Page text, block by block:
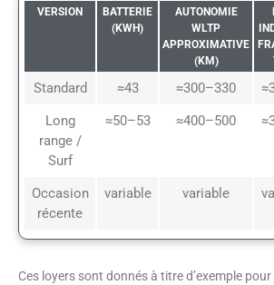
VERSION
BATTERIE
(KWH)
AUTONOMIE
WLTP
APPROXIMATIVE
(KM)
Standard ≈43 ≈300–330
Long
range /
Surf
≈50–53 ≈400–500
Occasion
récente
variable variable
Ces loyers sont donnés à titre d’exemple